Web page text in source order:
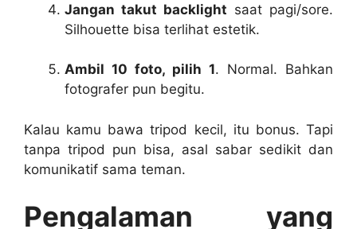
Jangan takut backlight saat pagi/sore.
Silhouette bisa terlihat estetik.
Ambil 10 foto, pilih 1. Normal. Bahkan
fotografer pun begitu.
Kalau kamu bawa tripod kecil, itu bonus. Tapi
tanpa tripod pun bisa, asal sabar sedikit dan
komunikatif sama teman.
Pengalaman yang